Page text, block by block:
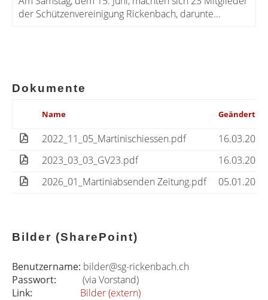
der Schützenvereinigung Rickenbach, darunte...
Dokumente
Name Geändert
2022_11_05_Martinischiessen.pdf
2023_03_03_GV23.pdf
2026_01_Martiniabsenden Zeitung.pdf
Bilder (SharePoint)
Benutzername: bilder@sg-rickenbach.ch
Passwort: (via Vorstand)
Link:
Bilder (extern)